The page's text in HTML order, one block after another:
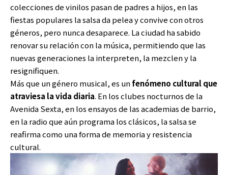
colecciones de vinilos pasan de padres a hijos, en las
fiestas populares la salsa da pelea y convive con otros
géneros, pero nunca desaparece. La ciudad ha sabido
renovar su relación con la música, permitiendo que las
nuevas generaciones la interpreten, la mezclen y la
resignifiquen.
Más que un género musical, es unfenómeno cultural que
atraviesa la vida diaria. En los clubes nocturnos de la
Avenida Sexta, en los ensayos de las academias de barrio,
en la radio que aún programa los clásicos, la salsa se
reafirma como una forma de memoria y resistencia
cultural.